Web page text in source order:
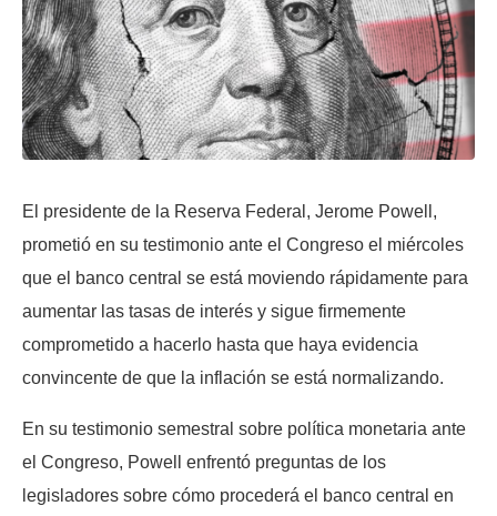
El presidente de la Reserva Federal, Jerome Powell,
prometió en su testimonio ante el Congreso el miércoles
que el banco central se está moviendo rápidamente para
aumentar las tasas de interés y sigue firmemente
comprometido a hacerlo hasta que haya evidencia
convincente de que la inflación se está normalizando.
En su testimonio semestral sobre política monetaria ante
el Congreso, Powell enfrentó preguntas de los
legisladores sobre cómo procederá el banco central en